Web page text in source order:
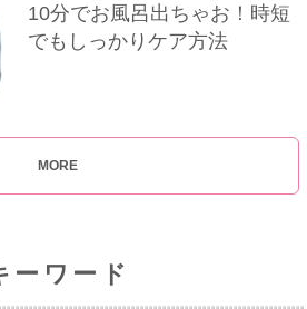
10分でお風呂出ちゃお！時短
でもしっかりケア方法
MORE
ーワード